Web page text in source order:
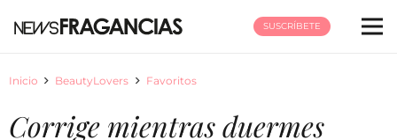
SUSCRÍBETE
Inicio BeautyLovers Favoritos
Corrige mientras duermes